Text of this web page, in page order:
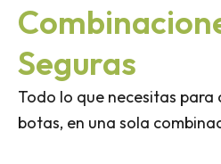
Seguras
Todo lo que necesitas para
botas, en una sola